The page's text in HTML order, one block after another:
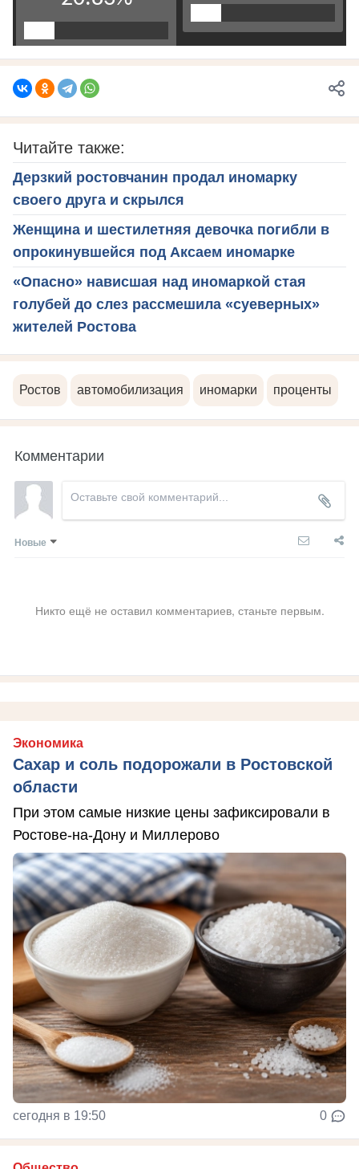
Читайте также:
Дерзкий ростовчанин продал иномарку
своего друга и скрылся
Женщина и шестилетняя девочка погибли в
опрокинувшейся под Аксаем иномарке
«Опасно» нависшая над иномаркой стая
голубей до слез рассмешила «суеверных»
жителей Ростова
Ростов автомобилизация иномарки проценты
Комментарии
Новые
Никто ещё не оставил комментариев, станьте первым.
Экономика
Сахар и соль подорожали в Ростовской
области
При этом самые низкие цены зафиксировали в
Ростове-на-Дону и Миллерово
сегодня в 19:50 0